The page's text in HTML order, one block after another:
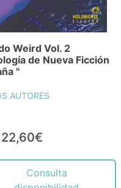
Weird Vol. 2
de Nueva Ficción
"
AUTORES
22,60€
Consulta